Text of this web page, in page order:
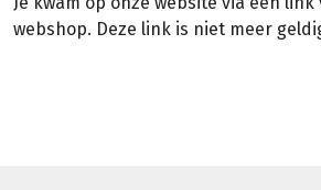
webshop. Deze link is niet meer